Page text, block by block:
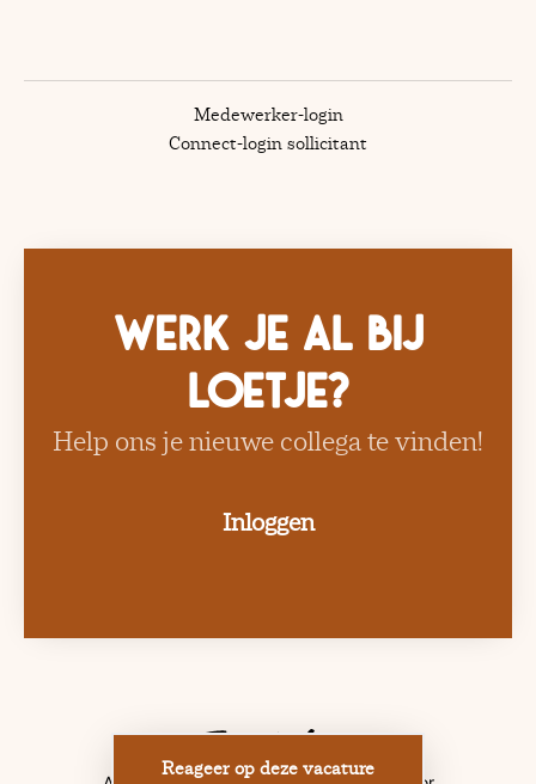
Reageer op deze vacature
Medewerker-login
Connect-login sollicitant
Werk je al bij
Loetje?
Help ons je nieuwe collega te vinden!
Inloggen